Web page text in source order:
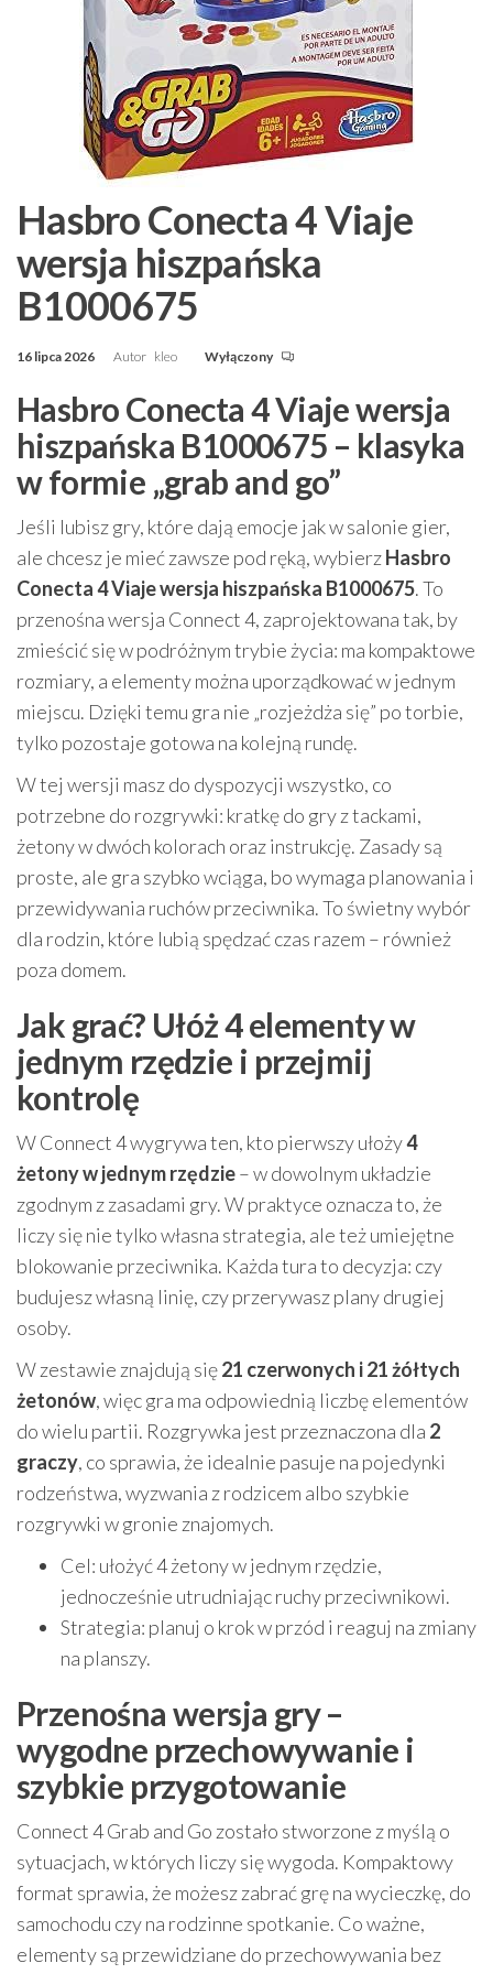
Hasbro Conecta 4 Viaje
wersja hiszpańska
B1000675
16 lipca 2026 Autor kleo Wyłączony
Hasbro Conecta 4 Viaje wersja
hiszpańska B1000675 – klasyka
w formie „grab and go”
Jeśli lubisz gry, które dają emocje jak w salonie gier,
ale chcesz je mieć zawsze pod ręką, wybierzHasbro
Conecta 4 Viaje wersja hiszpańska B1000675. To
przenośna wersja Connect 4, zaprojektowana tak, by
zmieścić się w podróżnym trybie życia: ma kompaktowe
rozmiary, a elementy można uporządkować w jednym
miejscu. Dzięki temu gra nie „rozjeżdża się” po torbie,
tylko pozostaje gotowa na kolejną rundę.
W tej wersji masz do dyspozycji wszystko, co
potrzebne do rozgrywki: kratkę do gry z tackami,
żetony w dwóch kolorach oraz instrukcję. Zasady są
proste, ale gra szybko wciąga, bo wymaga planowania i
przewidywania ruchów przeciwnika. To świetny wybór
dla rodzin, które lubią spędzać czas razem – również
poza domem.
Jak grać? Ułóż 4 elementy w
jednym rzędzie i przejmij
kontrolę
W Connect 4 wygrywa ten, kto pierwszy ułoży4
żetony w jednym rzędzie– w dowolnym układzie
zgodnym z zasadami gry. W praktyce oznacza to, że
liczy się nie tylko własna strategia, ale też umiejętne
blokowanie przeciwnika. Każda tura to decyzja: czy
budujesz własną linię, czy przerywasz plany drugiej
osoby.
W zestawie znajdują się21 czerwonych i 21 żółtych
żetonów, więc gra ma odpowiednią liczbę elementów
do wielu partii. Rozgrywka jest przeznaczona dla 2
graczy, co sprawia, że idealnie pasuje na pojedynki
rodzeństwa, wyzwania z rodzicem albo szybkie
rozgrywki w gronie znajomych.
Cel: ułożyć 4 żetony w jednym rzędzie,
jednocześnie utrudniając ruchy przeciwnikowi.
Strategia: planuj o krok w przód i reaguj na zmiany
na planszy.
Przenośna wersja gry –
wygodne przechowywanie i
szybkie przygotowanie
Connect 4 Grab and Go zostało stworzone z myślą o
sytuacjach, w których liczy się wygoda. Kompaktowy
format sprawia, że możesz zabrać grę na wycieczkę, do
samochodu czy na rodzinne spotkanie. Co ważne,
elementy są przewidziane do przechowywania bez